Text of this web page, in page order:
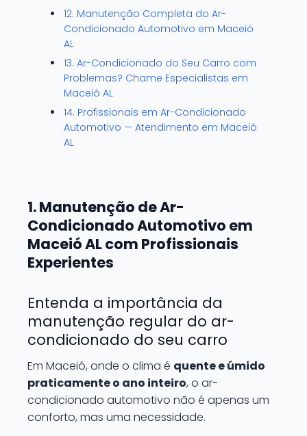
12. Manutenção Completa do Ar-
Condicionado Automotivo em Maceió
AL
13. Ar-Condicionado do Seu Carro com
Problemas? Chame Especialistas em
Maceió AL
14. Profissionais em Ar-Condicionado
Automotivo — Atendimento em Maceió
AL
1. Manutenção de Ar-
Condicionado Automotivo em
Maceió AL com Profissionais
Experientes
Entenda a importância da
manutenção regular do ar-
condicionado do seu carro
Em Maceió, onde o clima é quente e úmido
praticamente o ano inteiro, o ar-
condicionado automotivo não é apenas um
conforto, mas uma necessidade.